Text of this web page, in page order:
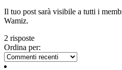
Il tuo post sarà visibile a tutti i
Wamiz.
2 risposte
Ordina per: